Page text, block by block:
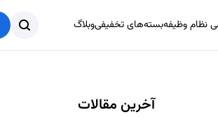
نظام وظیفهبسته‌های تخفیفیوبلاگ
فارسی
آخرین مقالات